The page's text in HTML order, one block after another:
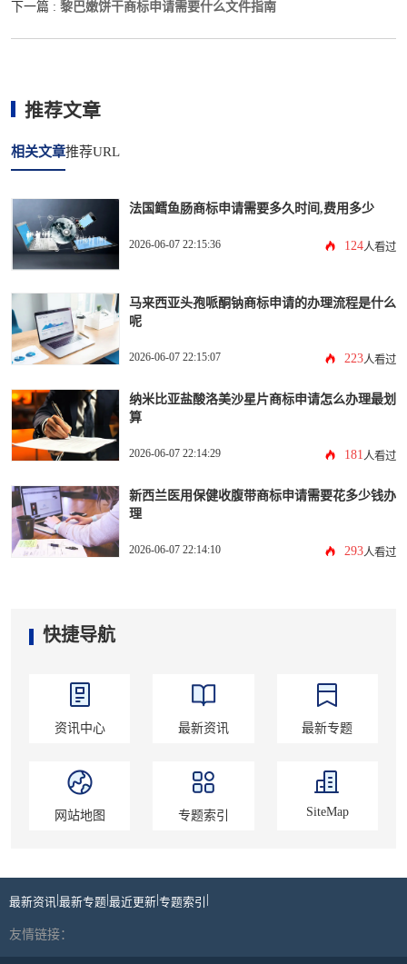
下一篇 : 黎巴嫩饼干商标申请需要什么文件指南
推荐文章
相关文章推荐URL
法国鳕鱼肠商标申请需要多久时间,费用多少
2026-06-07 22:15:36 124人看过
马来西亚头孢哌酮钠商标申请的办理流程是什么
呢
2026-06-07 22:15:07 223人看过
纳米比亚盐酸洛美沙星片商标申请怎么办理最划
算
2026-06-07 22:14:29 181 人看过
新西兰医用保健收腹带商标申请需要花多少钱办
理
2026-06-07 22:14:10 293人看过
快捷导航
资讯中心 最新资讯 最新专题
网站地图 专题索引 SiteMap
最新资讯 |最新专题|最近更新|专题索引 |
友情链接：